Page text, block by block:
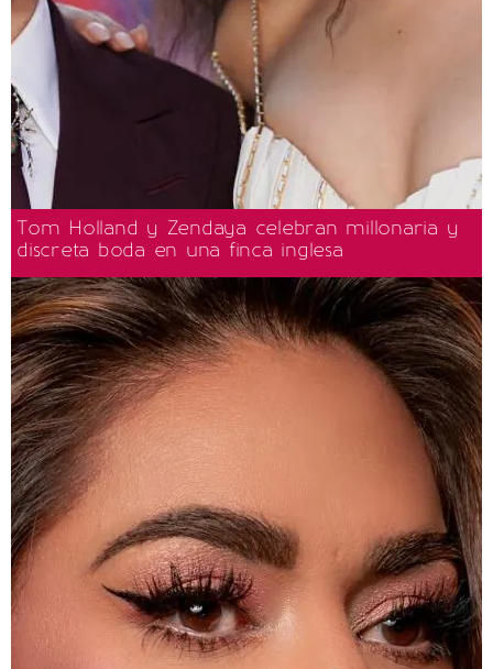
Tom Holland y Zendaya celebran millonaria y
discreta boda en una finca inglesa